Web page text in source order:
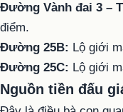
Đường Vành đai 3 –
điểm.
Đường 25B: Lộ giới
Đường 25C: Lộ giới
Nguồn tiền đấu